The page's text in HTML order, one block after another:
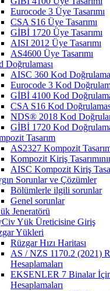
Eurocode 3 Üye Tasarımı
CSA S16 Üye Tasarımı
GİBİ 1720 Üye Tasarımı
AISI 2012 Üye Tasarımı
AS4600 Üye Tasarımı
Doğrulaması
AISC 360 Kod
Eurocode 3 Kod
GİBİ 4100 Kod
CSA S16 Kod
NDS® 2018 Kod
GİBİ 1720 Kod
Tasarım
AS2327 Kompozit
Kompozit Kiriş
AISC Kompozit Kiriş
Sorunlar ve Çözümler
Bölümlerle ilgili sorunlar
Genel sorunlar
Jeneratörü
Yük Üreticisine Giriş
Yükleri
Rüzgar Hızı Haritası
AS / NZS 1170.2 (2021)
Hesaplamaları
EKSENLER 7 Binalar
Hesaplamaları